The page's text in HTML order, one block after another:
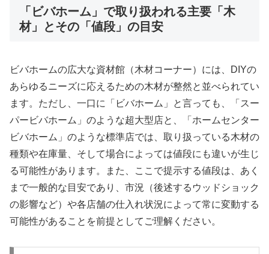
「ビバホーム」で取り扱われる主要「木
材」とその「値段」の目安
ビバホームの広大な資材館（木材コーナー）には、DIYの
あらゆるニーズに応えるための木材が整然と並べられてい
ます。ただし、一口に「ビバホーム」と言っても、「スー
パービバホーム」のような超大型店と、「ホームセンター
ビバホーム」のような標準店では、取り扱っている木材の
種類や在庫量、そして場合によっては値段にも違いが生じ
る可能性があります。また、ここで提示する値段は、あく
まで一般的な目安であり、市況（後述するウッドショック
の影響など）や各店舗の仕入れ状況によって常に変動する
可能性があることを前提としてご理解ください。